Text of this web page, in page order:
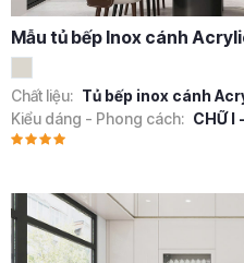
Mẫu tủ bếp Inox cánh
Chất liệu: Tủ bếp inox cánh
Kiểu dáng - Phong cách: CHỮ I